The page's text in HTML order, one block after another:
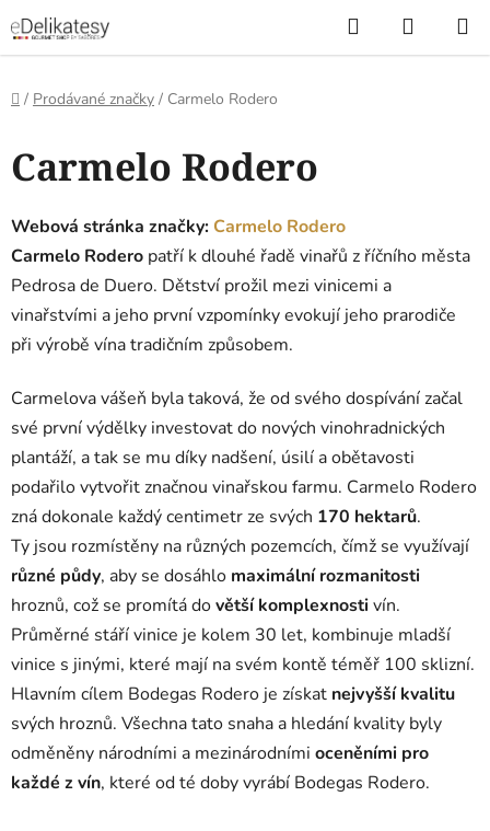
na
obsah
Hledat
KOŠÍK
Domů
/ Prodávané značky / Carmelo Rodero
Carmelo Rodero
Webová stránka značky: Carmelo Rodero
Carmelo Rodero patří k dlouhé řadě vinařů z říčního města
Pedrosa de Duero. Dětství prožil mezi vinicemi a
vinařstvími a jeho první vzpomínky evokují jeho prarodiče
při výrobě vína tradičním způsobem.
Carmelova vášeň byla taková, že od svého dospívání začal
své první výdělky investovat do nových vinohradnických
plantáží, a tak se mu díky nadšení, úsilí a obětavosti
podařilo vytvořit značnou vinařskou farmu. Carmelo Rodero
zná dokonale každý centimetr ze svých 170 hektarů.
Ty jsou rozmístěny na různých pozemcích, čímž se využívají
různé půdy, aby se dosáhlo maximální rozmanitosti
hroznů, což se promítá dovětší komplexnostivín.
Průměrné stáří vinice je kolem 30 let, kombinuje mladší
vinice s jinými, které mají na svém kontě téměř 100 sklizní.
Hlavním cílem Bodegas Rodero je získat nejvyšší kvalitu
svých hroznů. Všechna tato snaha a hledání kvality byly
odměněny národními a mezinárodními oceněními pro
každé z vín, které od té doby vyrábí Bodegas Rodero.
ý
p
i
s
p
r
o
d
u
k
t
ů